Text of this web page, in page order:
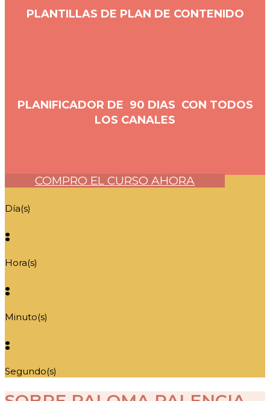
PLANTILLAS DE PLAN DE CONTENIDO
PLANIFICADOR DE 90 DIAS CON TODOS
LOS CANALES
COMPRO EL CURSO AHORA
Día(s)
:
Hora(s)
:
Minuto(s)
:
Segundo(s)